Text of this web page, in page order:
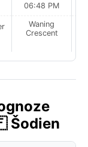
06:48 PM
Waning
Crescent
Šodien